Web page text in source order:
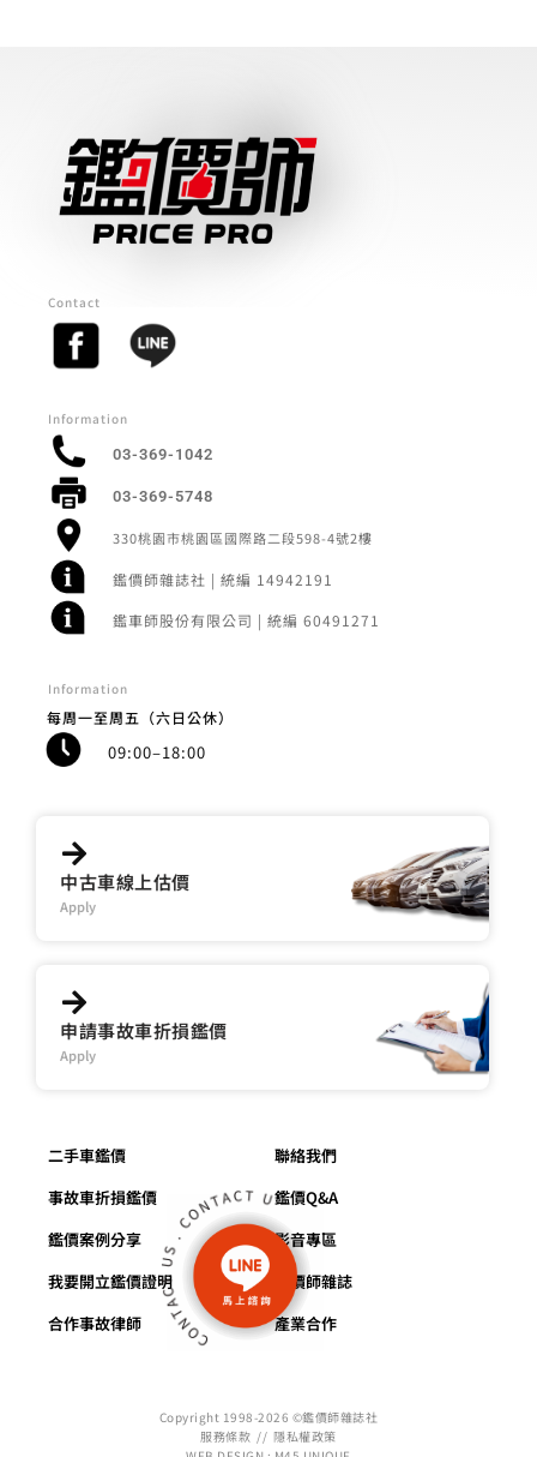
中古車線上估價
Apply
申請事故車折損鑑價
Apply
二手車鑑價
事故車折損鑑價
鑑價案例分享
我要開立鑑價證明
合作事故律師
聯絡我們
鑑價Q&A
影音專區
鑑價師雜誌
產業合作
Contact
Information
03-369-1042
03-369-5748
330桃園市桃園區國際路二段598-4號2樓
鑑價師雜誌社 | 統編 14942191
鑑車師股份有限公司 | 統編 60491271
Information
每周一至周五（六日公休）
09:00–18:00
Copyright 1998-2026 ©鑑價師雜誌社
服務條款 // 隱私權政策